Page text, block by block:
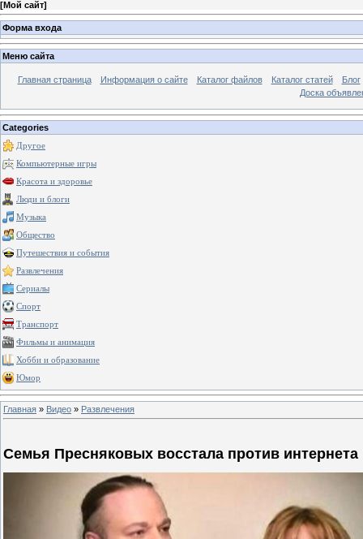
[Мой сайт]
Форма входа
Меню сайта
Главная страница Информация о сайте Каталог файлов Каталог статей
Блог
Доска
Categories
Другое
Компьютерные игры
Красота и здоровье
Люди и блоги
Музыка
Общество
Путешествия и события
Развлечения
Сериалы
Спорт
Транспорт
Фильмы и анимация
Хобби и образование
Юмор
Главная » Видео » Развлечения
Семья Пресняковых восстала против интернета